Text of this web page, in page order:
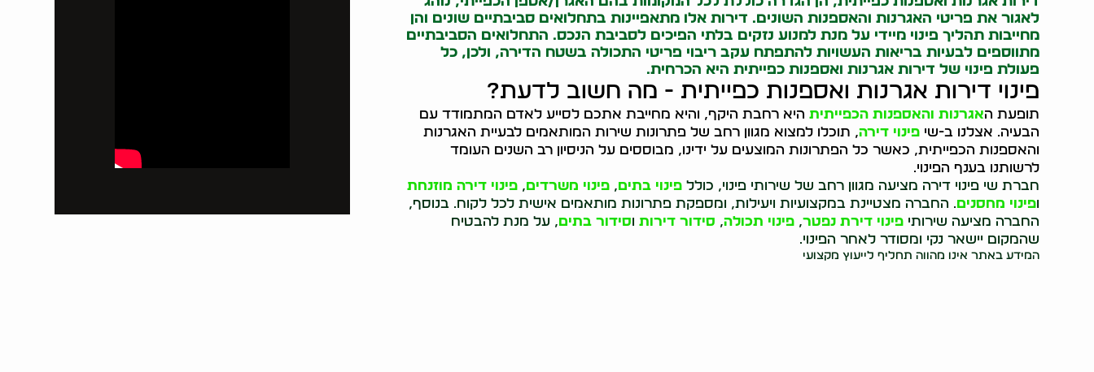
לאגור את פריטי האגרנות והאספנות השונים. דירות אלו מתאפיינות בתחלואים סביבתיים שונים והן
מחייבות תהליך פינוי מיידי על מנת למנוע נזקים בלתי הפיכים לסביבת הנכס. התחלואים הסביבתיים
מתווספים לבעיות בריאות העשויות להתפתח עקב ריבוי פריטי התכולה בשטח הדירה, ולכן, כל
פעולת פינוי של דירותאגרנות ואספנות כפייתית היא הכרחית.
פינוי דירות אגרנות ואספנות כפייתית - מה חשוב לדעת?
תופעת האגרנות והאספנות הכפייתית היא רחבת היקף, והיא מחייבת אתכם לסייע לאדם המתמודד עם
הבעיה. אצלנו ב-שיפינוי דירה, תוכלו למצוא מגוון רחב של פתרונות שירות המותאמים לבעיית האגרנות
והאספנות הכפייתית, כאשר כל הפתרונות המוצעים על ידינו, מבוססים על הניסיון רב השנים העומד
לרשותנו בענף הפינוי.
חברת שי פינוי דירה מציעה מגוון רחב של שירותי פינוי, כוללפינוי בתים,פינוי משרדים,פינוי דירה מוזנחת
ופינוי מחסנים. החברה מצטיינת במקצועיות ויעילות, ומספקת פתרונות מותאמים אישית לכל לקוח. בנוסף,
החברה מציעה שירותיפינוי דירת נפטר,פינוי תכולה, סידור דירות וסידור בתים, על מנת להבטיח
שהמקום יישאר נקי ומסודר לאחר הפינוי.
המידע באתר אינו מהווה תחליף לייעוץ מקצועי